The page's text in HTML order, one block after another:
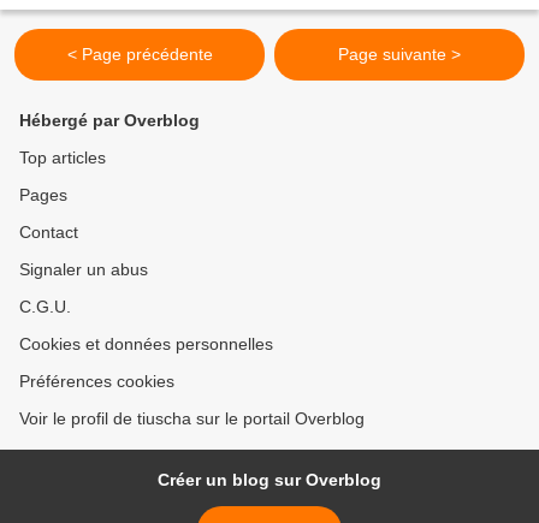
< Page précédente Page suivante >
Hébergé par Overblog
Top articles
Pages
Contact
Signaler un abus
C.G.U.
Cookies et données personnelles
Préférences cookies
Voir le profil de tiuscha sur le portail Overblog
Créer un blog sur Overblog